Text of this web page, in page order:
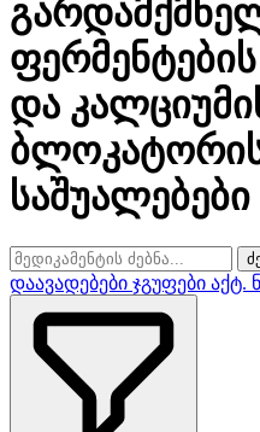
და
საშუალებები
დაავადებები ჯგუფები აქტ.